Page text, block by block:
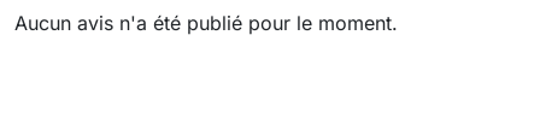
Aucun avis n'a été publié pour le moment.